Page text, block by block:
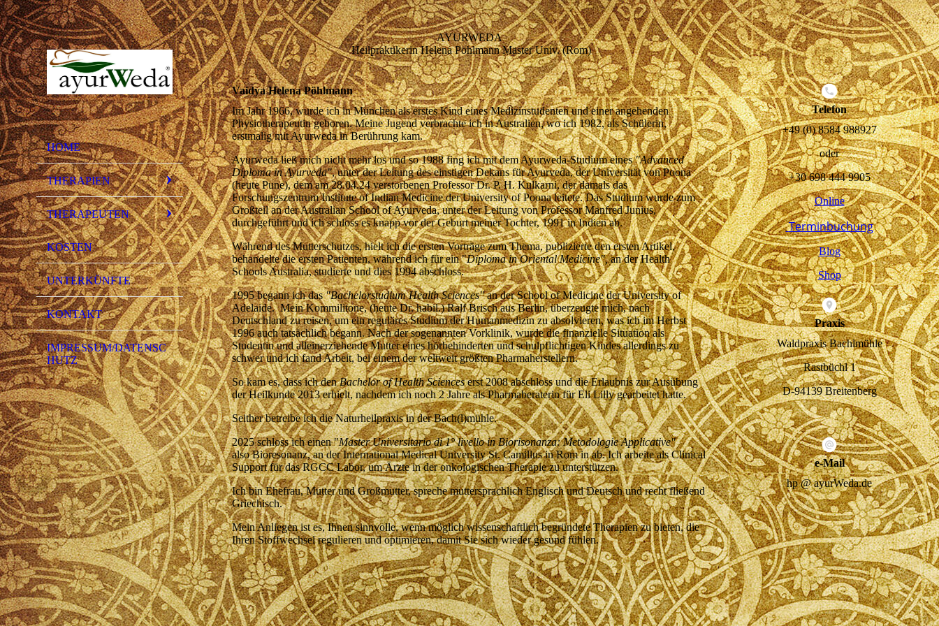
HOME
THERAPIEN
THERAPEUTEN
KOSTEN
UNTERKÜNFTE
KONTAKT
IMPRESSUM/DATENSC
HUTZ
AYURWEDA
Heilpraktikerin Helena Pöhlmann Master Univ. (Rom)
Vaidya Helena Pöhlmann
Im Jahr 1966, wurde ich in München als erstes Kind eines Medizinstudenten und einer angehenden
Physiotherapeutin geboren. Meine Jugend verbrachte ich in Australien, wo ich 1982, als Schülerin,
erstmalig mit Ayurweda in Berührung kam.
Ayurweda ließ mich nicht mehr los und so 1988 fing ich mit dem Ayurweda-Studium eines"Advanced
Diploma in Ayurveda", unter der Leitung des einstigen Dekans für Ayurveda, der Universität von Poona
(heute Pune), dem am 28.04.24 verstorbenen Professor Dr. P. H. Kulkarni, der damals das
Forschungszentrum Institute of Indian Medicine der University of Poona leitete. Das Studium wurde zum
Großteil an der Australian School of Ayurveda, unter der Leitung von Professor Manfred Junius,
durchgeführt und ich schloss es knapp vor der Geburt meiner Tochter, 1991 in Indien ab.
Während des Mutterschutzes, hielt ich die ersten Vorträge zum Thema, publizierte den ersten Artikel,
behandelte die ersten Patienten, während ich für ein "Diploma in Oriental Medicine",an der Health
Schools Australia, studierte und dies 1994 abschloss.
1995 begann ich das"Bachelorstudium Health Sciences"an der School of Medicine der University of
Adelaide. Mein Kommilitone, (heute Dr. habil.) Ralf Brisch aus Berlin, überzeugte mich, nach
Deutschland zu reisen, um ein reguläres Studium der Humanmedizin zu absolvieren, was ich im Herbst
1996 auch tatsächlich begann. Nach der sogenannten Vorklinik, wurde die finanzielle Situation als
Studentin und alleinerziehende Mutter eines hörbehinderten und schulpflichtigen Kindes allerdings zu
schwer und ich fand Arbeit, bei einem der weltweit größten Pharmaherstellern.
So kam es, dass ich denBachelor of Health Scienceserst 2008 abschloss und die Erlaubnis zur Ausübung
der Heilkunde 2013 erhielt, nachdem ich noch 2 Jahre als Pharmaberaterin für Eli Lilly gearbeitet hatte.
Seither betreibe ich die Naturheilpraxis in der Bach(l)mühle.
2025 schloss ich einen "Master Universitario di 1° livello in Biorisonanza: Metodologie Applicative"
also Bioresonanz, an der International Medical University St. Camillus in Rom in ab. Ich arbeite als Clinical
Support für das RGCC Labor, um Ärzte in der onkologischen Therapie zu unterstützen.
Ich bin Ehefrau, Mutter und Großmutter, spreche muttersprachlich Englisch und Deutsch und recht fließend
Griechisch.
Mein Anliegen ist es, Ihnen sinnvolle, wenn möglich wissenschaftlich begründete Therapien zu bieten, die
Ihren Stoffwechsel regulieren und optimieren, damit Sie sich wieder gesund fühlen.
Telefon
+49 (0) 8584 988927
oder
+30 698 444 9905
Online
Terminbuchung
Blog
Shop
Praxis
Waldpraxis Bachlmühle
Rastbüchl 1
D-94139 Breitenberg
e-Mail
hp @ ayurWeda.de